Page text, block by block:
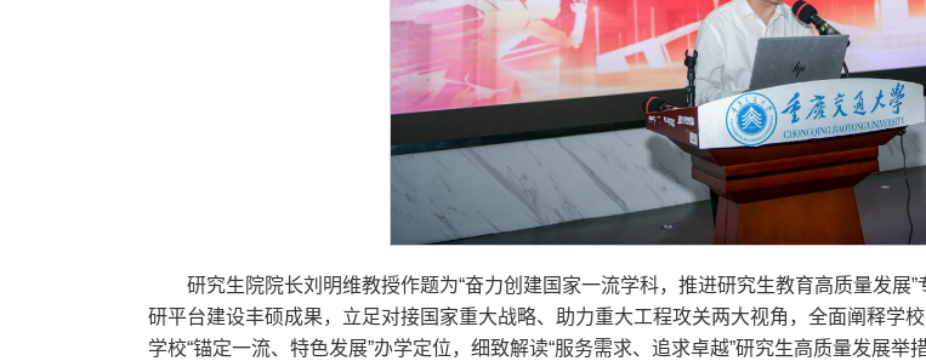
研究生院院长刘明维教授作题为“奋力创建国家一流学科，推进研究生教育高质量发
研平台建设丰硕成果，立足对接国家重大战略、助力重大工程攻关两大视角，全面阐释学
学校“锚定一流、特色发展”办学定位，细致解读“服务需求、追求卓越”研究生高质量发展